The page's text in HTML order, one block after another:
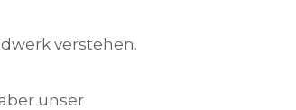
verstehen.
unser